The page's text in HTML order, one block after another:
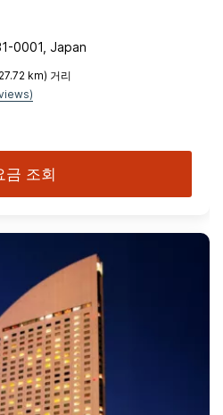
0001, Japan
km) 거리
금 조회